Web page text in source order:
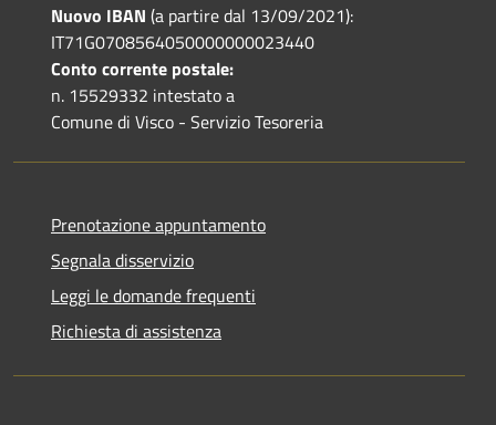
Nuovo IBAN (a partire dal 13/09/2021):
IT71G0708564050000000023440
Conto corrente postale:
n. 15529332 intestato a
Comune di Visco - Servizio Tesoreria
Prenotazione appuntamento
Segnala disservizio
Leggi le domande frequenti
Richiesta di assistenza